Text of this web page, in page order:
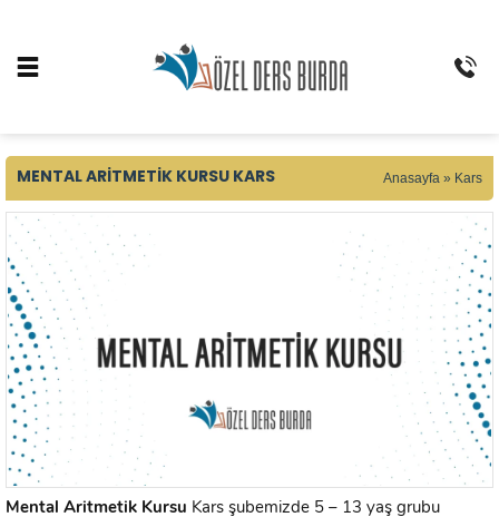
MENTAL ARITMETIK KURSU KARS Anasayfa » Kars
Mental Aritmetik Kursu Kars şubemizde 5 – 13 yaş grubu